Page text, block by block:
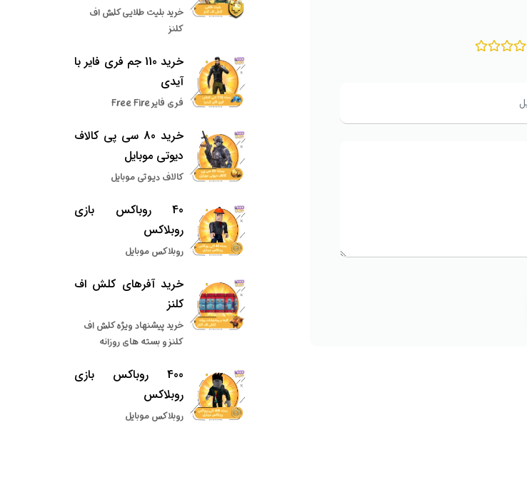
خرید بلیت طلایی کلش اف
کلنز
خرید 110 جم فری فایر با
آیدی
فری فایر Free Fire
خرید 80 سی پی کالاف
دیوتی موبایل
کالاف دیوتی موبایل
40 روباکس بازی
روبلاکس
روبلاکس موبایل
خرید آفرهای کلش اف
کلنز
خرید پیشنهاد ویژه کلش اف
کلنز و بسته های روزانه
400 روباکس بازی
روبلاکس
روبلاکس موبایل